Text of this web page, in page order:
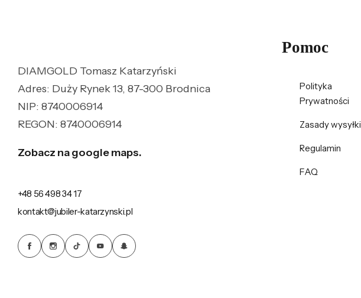
DIAMGOLD Tomasz Katarzyński
Adres: Duży Rynek 13, 87-300 Brodnica
NIP: 8740006914
REGON: 8740006914
Zobacz na google maps.
+48 56 498 34 17
kontakt@jubiler-katarzynski.pl
Pomoc
Polityka
Prywatności
Zasady wysyłki
Regulamin
FAQ